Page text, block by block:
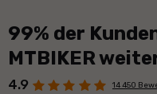
99% der
MTBIKER
4.9 14 450